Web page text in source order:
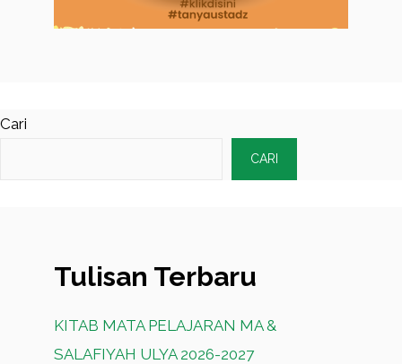
Cari
CARI
Tulisan Terbaru
KITAB MATA PELAJARAN MA &
SALAFIYAH ULYA 2026-2027